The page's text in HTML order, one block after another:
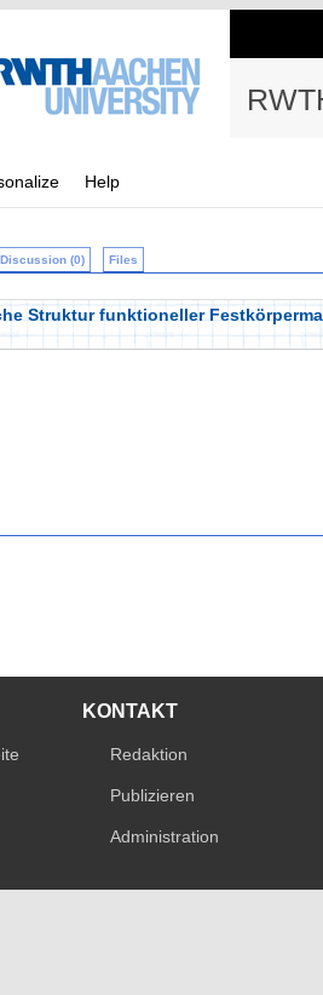
Help
Discussion (0) Files
Struktur funktioneller
KONTAKT
Redaktion
Publizieren
Administration